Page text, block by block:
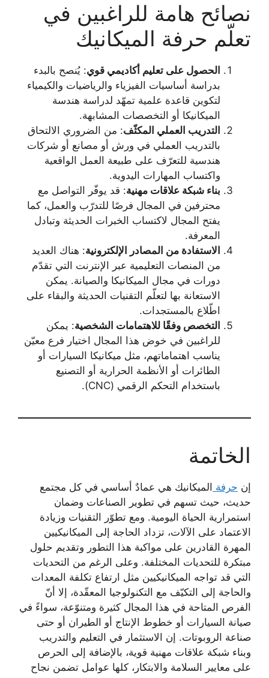
نصائح هامة للراغبين في
تعلّم حرفة الميكانيك
الحصول على تعليم أكاديمي قوي: يُنصح بالبدء
بدراسة أساسيات الفيزياء والرياضيات والكيمياء
لتكوين قاعدة علمية تمهّد لدراسة هندسة
الميكانيكا أو التخصصات المشابهة.
التدريب العملي المكثّف: من الضروري الالتحاق
بالتدريب العملي في ورش أو مصانع أو شركات
هندسية للتعرّف على طبيعة العمل الواقعية
واكتساب المهارات اليدوية.
بناء شبكة علاقات مهنية: قد يوفّر التواصل مع
محترفين في المجال فرصًا للتدرّب والعمل، كما
يفتح المجال لاكتساب الخبرات الحديثة وتبادل
المعرفة.
الاستفادة من المصادر الإلكترونية: هناك العديد
من المنصات التعليمية عبر الإنترنت التي تقدّم
دورات في مجال الميكانيكا والصيانة. يمكن
الاستعانة بها لتعلّم التقنيات الحديثة والبقاء على
اطّلاع بالمستجدات.
التخصص وفقًا للاهتمامات الشخصية: يمكن
للراغبين في خوض هذا المجال اختيار فرع معيّن
يناسب اهتماماتهم، مثل ميكانيكا السيارات أو
الطائرات أو الأنظمة الحرارية أو التصنيع
باستخدام التحكم الرقمي (CNC).
الخاتمة
إن حرفة الميكانيك هي عمادٌ أساسي في كل مجتمع
حديث، حيث تسهم في تطوير الصناعات وضمان
استمرارية الحياة اليومية. ومع تطوّر التقنيات وزيادة
الاعتماد على الآلات، تزداد الحاجة إلى الميكانيكيين
المهرة القادرين على مواكبة هذا التطور وتقديم حلول
مبتكرة للتحديات المختلفة. وعلى الرغم من التحديات
التي قد تواجه الميكانيكيين مثل ارتفاع تكلفة المعدات
والحاجة إلى التكيّف مع التكنولوجيا المعقّدة، إلا أنّ
الفرص المتاحة في هذا المجال كثيرة ومتنوّعة، سواءً في
صيانة السيارات أو خطوط الإنتاج أو الطيران أو حتى
صناعة الروبوتات. إن الاستثمار في التعليم والتدريب
وبناء شبكة علاقات مهنية قوية، بالإضافة إلى الحرص
على معايير السلامة والابتكار، كلها عوامل تضمن نجاح